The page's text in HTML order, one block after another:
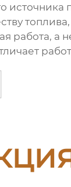
источника
работа, а